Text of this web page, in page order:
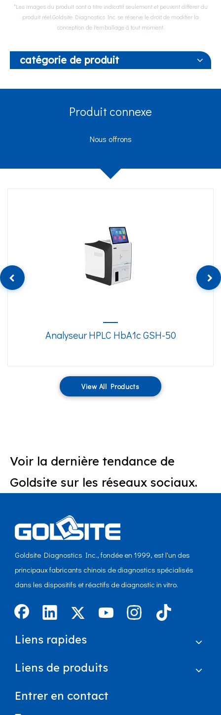
*Les images du produit sont à titre indicatif seulement et peuvent différer du
produit réel.Goldsite Diagnostics Inc. se réserve le droit de modifier la
conception de l'emballage à tout moment.
catégorie de produit
Produit connexe
Nous offrons
Analyseur HPLC HbA1c GSH-50
View All Products
Voir la dernière tendance de
Goldsite sur les réseaux sociaux.
Goldsite Diagnostics Inc., fondée en 1999, est l'un des
principaux fabricants chinois de diagnostics spécialisés
dans les dispositifs et réactifs de diagnostic in vitro.
Liens rapides
Liens de produits
Entrer en contact